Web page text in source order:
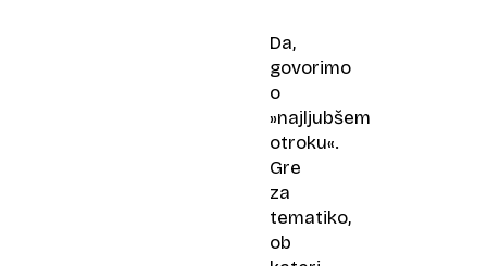
Da,
govorimo
o
»najljubšem
otroku«.
Gre
za
tematiko,
ob